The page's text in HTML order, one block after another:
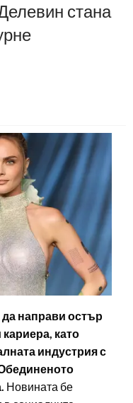
стана
направи остър
като
индустрия с
Новината бе